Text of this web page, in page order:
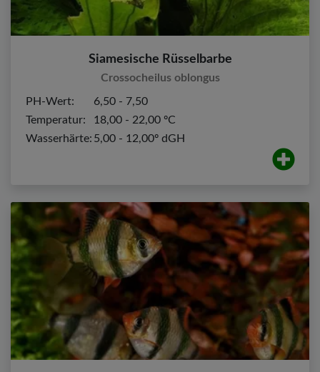
Siamesische Rüsselbarbe
Crossocheilus oblongus
PH-Wert:
6,50 - 7,50
Temperatur:
18,00 - 22,00 ºC
Wasserhärte: 5,00 - 12,00º dGH